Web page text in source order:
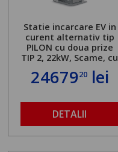
Statie incarcare EV in
curent alternativ tip
PILON cu doua prize
TIP 2, 22kW, Scame, cu
2467920lei
DETALII